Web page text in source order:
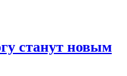
станут новым